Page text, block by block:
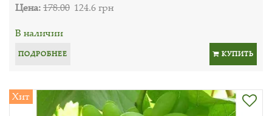
Цена:178.00 124.6 грн
В наличии
ПОДРОБНЕЕ КУПИТЬ
Хит